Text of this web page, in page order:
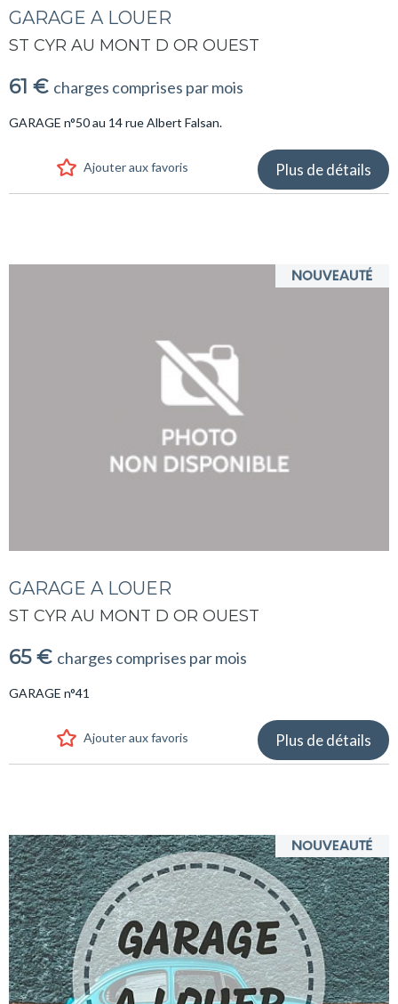
GARAGE A LOUER
ST CYR AU MONT D OR OUEST
61 € charges comprises par mois
GARAGE n°50 au 14 rue Albert Falsan.
Ajouter aux favoris Plus de détails
GARAGE A LOUER
ST CYR AU MONT D OR OUEST
65 € charges comprises par mois
GARAGE n°41
Ajouter aux favoris Plus de détails